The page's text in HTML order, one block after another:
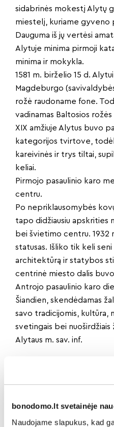
bonodomo.lt svetainėje
Naudojame slapukus, kad
sidabrinės mokestį Alytų
miestelį, kuriame gyveno
Dauguma iš jų vertėsi
Alytuje minima pirmoji
minima ir mokykla.
1581 m. birželio 15 d.
Magdeburgo
rožė raudoname fone.
vadinamas Baltosios rožės
XIX amžiuje Alytus buvo
kategorijos tvirtove,
kareivinės ir trys tiltai,
keliai.
Pirmojo pasaulinio karo
centru.
Po nepriklausomybės
tapo didžiausiu apskrities
bei švietimo centru. 1932
statusas. Išliko tik keli
architektūrą ir statybos
centrinė miesto dalis
Antrojo pasaulinio karo
Šiandien, skendėdamas
savo tradicijomis, kultūra,
svetingais bei nuoširdžiais
Alytaus m. sav. inf.
Atgal